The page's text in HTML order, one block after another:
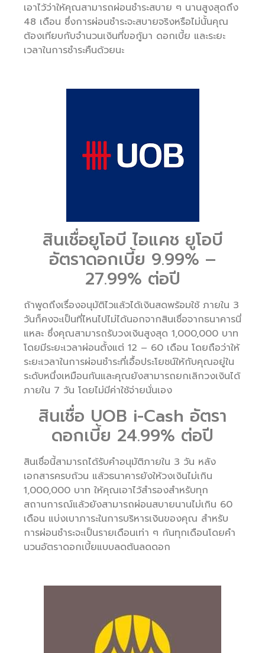
เอาไว้ว่าให้คุณสามารถผ่อนชำระสบาย ๆ นานสูงสุดถึง
48 เดือน ซึ่งการผ่อนชำระจะสบายจริงหรือไม่นั้นคุณ
ต้องเทียบกับจำนวนเงินที่ขอกู้มา ดอกเบี้ย และระยะ
เวลาในการชำระคืนด้วยนะ
สินเชื่อยูโอบี ไอแคช ยูโอบี
อัตราดอกเบี้ย 9.99% –
27.99% ต่อปี
ถ้าพูดถึงเรื่องอนุมัติไวแล้วได้เงินสดพร้อมใช้ ภายใน 3
วันก็คงจะเป็นที่ไหนไปไม่ได้นอกจากสินเชื่อจากธนาคารนี่
แหละ ซึ่งคุณสามารถรับวงเงินสูงสุด 1,000,000 บาท
โดยมีระยะเวลาผ่อนตั้งแต่ 12 – 60 เดือน โดยถือว่าให้
ระยะเวลาในการผ่อนชำระที่เอื้อประโยชน์ให้กับคุณอยู่ใน
ระดับหนึ่งเหมือนกันและคุณยังสามารถยกเลิกวงเงินได้
ภายใน 7 วัน โดยไม่มีค่าใช้จ่ายนั่นเอง
สินเชื่อ UOB i-Cash อัตรา
ดอกเบี้ย 24.99% ต่อปี
สินเชื่อนี้สามารถได้รับคำอนุมัติภายใน 3 วัน หลัง
เอกสารครบถ้วน แล้วธนาคารยังให้วงเงินไม่เกิน
1,000,000 บาท ให้คุณเอาไว้สำรองสำหรับทุก
สถานการณ์แล้วยังสามารถผ่อนสบายนานไม่เกิน 60
เดือน แบ่งเบาภาระในการบริหารเงินของคุณ สำหรับ
การผ่อนชำระจะเป็นรายเดือนเท่า ๆ กันทุกเดือนโดยคำ
นวนอัตราดอกเบี้ยแบบลดต้นลดดอก